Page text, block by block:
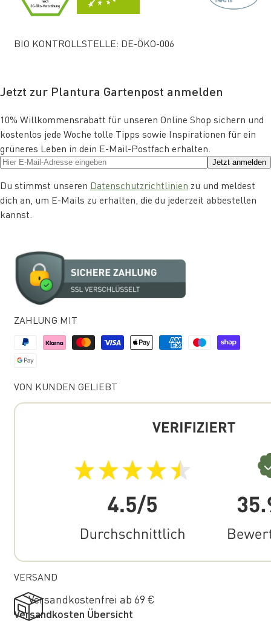
BIO KONTROLLSTELLE: DE-ÖKO-006
Jetzt zur Plantura Gartenpost anmelden
10% Willkommensrabatt für unseren Online Shop sichern und
kostenlos jede Woche tolle Tipps sowie Inspirationen für ein
grüneres Leben in dein E-Mail-Postfach erhalten.
Jetzt anmelden
Du stimmst unseren Datenschutzrichtlinien zu und meldest
dich an, um E-Mails zu erhalten, die du jederzeit abbestellen
kannst.
VERSAND
Versandkostenfrei ab 69 €
Versandkosten Übersicht
ZAHLUNG MIT
VON KUNDEN GELIEBT